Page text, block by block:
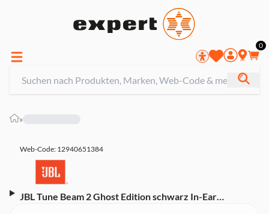
0
»
Web-Code: 12940651384
JBL Tune Beam 2 Ghost Edition schwarz In-Ear